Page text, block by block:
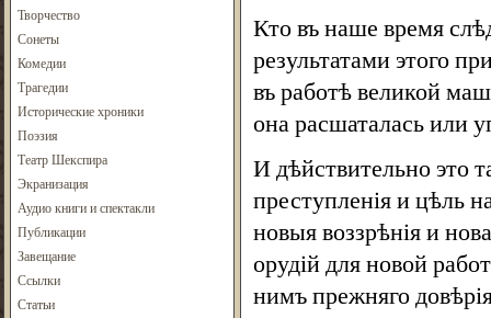
Творчество
Сонеты
Комедии
Трагедии
Исторические хроники
Поэзия
Театр Шекспира
Экранизация
Аудио книги и спектакли
Публикации
Завещание
Ссылки
Статьи
Кто въ наше время
результатами этого
въ работѣ великой
она расшаталась или
И дѣйствительно это
преступленія и цѣль
новыя воззрѣнія и
орудій для новой
нимъ прежняго